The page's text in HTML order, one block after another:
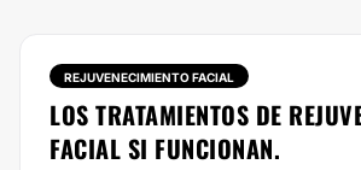
REJUVENECIMIENTO FACIAL
LOS TRATAMIENTOS DE
FACIAL SI FUNCIONAN.